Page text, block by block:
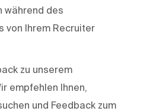
während des
von Ihrem Recruiter
zu unserem
empfehlen Ihnen,
und Feedback zum